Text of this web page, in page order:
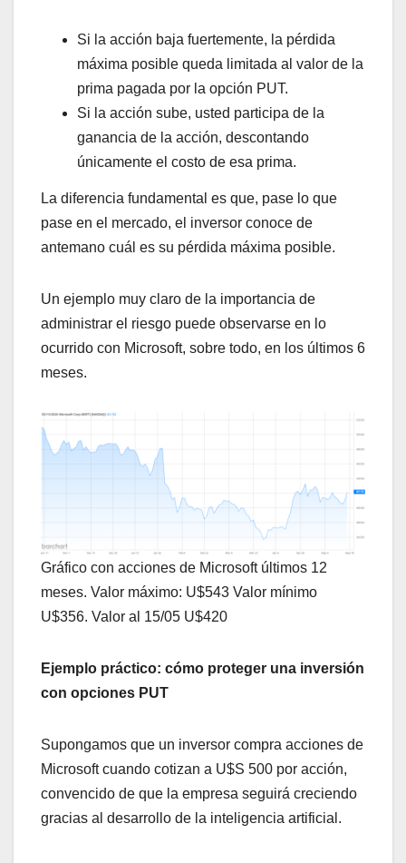
Si la acción baja fuertemente, la pérdida
máxima posible queda limitada al valor de la
prima pagada por la opción PUT.
Si la acción sube, usted participa de la
ganancia de la acción, descontando
únicamente el costo de esa prima.
La diferencia fundamental es que, pase lo que
pase en el mercado, el inversor conoce de
antemano cuál es su pérdida máxima posible.
Un ejemplo muy claro de la importancia de
administrar el riesgo puede observarse en lo
ocurrido con Microsoft, sobre todo, en los últimos 6
meses.
Gráfico con acciones de Microsoft últimos 12
meses. Valor máximo: U$543 Valor mínimo
U$356. Valor al 15/05 U$420
Ejemplo práctico: cómo proteger una inversión
con opciones PUT
Supongamos que un inversor compra acciones de
Microsoft cuando cotizan a U$S 500 por acción,
convencido de que la empresa seguirá creciendo
gracias al desarrollo de la inteligencia artificial.